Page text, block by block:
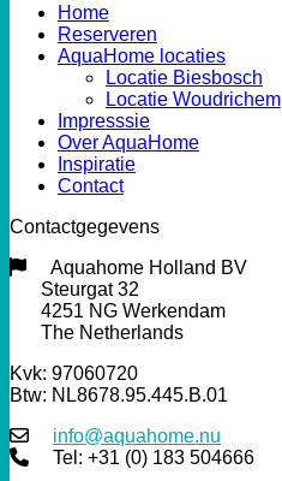
Home
Reserveren
AquaHome locaties
Locatie Biesbosch
Locatie Woudrichem
Impresssie
Over AquaHome
Inspiratie
Contact
Contactgegevens
Aquahome Holland BV
Steurgat 32
4251 NG Werkendam
The Netherlands
Kvk: 97060720
Btw: NL8678.95.445.B.01
info@aquahome.nu
Tel: +31 (0) 183 504666